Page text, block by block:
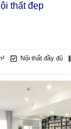
thất đẹp
Nội thất đầy đủ